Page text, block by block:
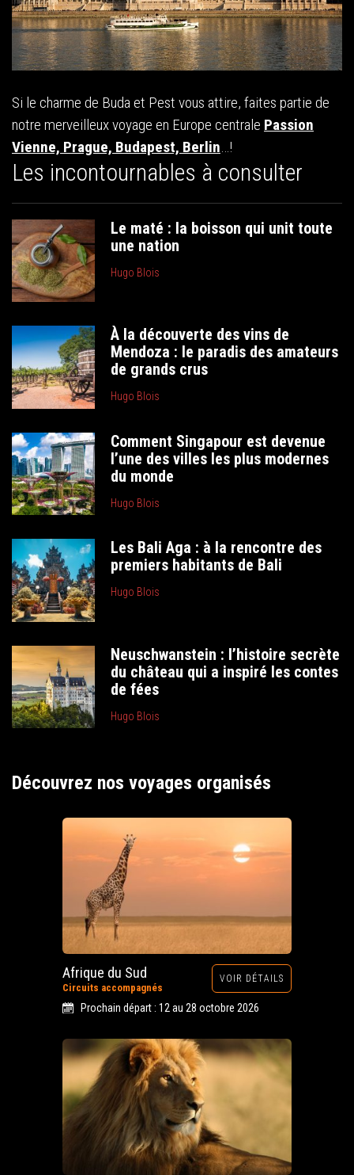
Si le charme de Buda et Pest vous attire, faites partie de
notre merveilleux voyage en Europe centrale Passion
Vienne, Prague, Budapest, Berlin…!
Les incontournables à consulter
Le maté : la boisson qui unit toute
une nation
Hugo Blois
À la découverte des vins de
Mendoza : le paradis des amateurs
de grands crus
Hugo Blois
Comment Singapour est devenue
l’une des villes les plus modernes
du monde
Hugo Blois
Les Bali Aga : à la rencontre des
premiers habitants de Bali
Hugo Blois
Neuschwanstein : l’histoire secrète
du château qui a inspiré les contes
de fées
Hugo Blois
Découvrez nos voyages organisés
Afrique du Sud
Circuits accompagnés
VOIR DÉTAILS
Prochain départ : 12 au 28 octobre 2026